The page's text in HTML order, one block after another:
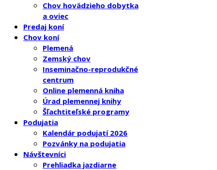
Chov hovädzieho dobytka
a oviec
Predaj koní
Chov koní
Plemená
Zemský chov
Inseminačno-reprodukčné
centrum
Online plemenná kniha
Úrad plemennej knihy
Šľachtiteľské programy
Podujatia
Kalendár podujatí 2026
Pozvánky na podujatia
Návštevníci
Prehliadka jazdiarne